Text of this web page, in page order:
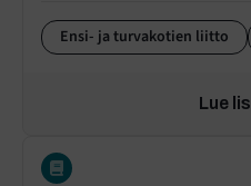
Ensi- ja turvakotien liitto
Lue